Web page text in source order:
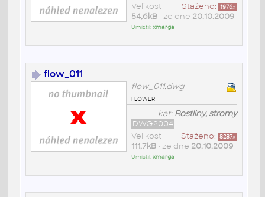
Staženo: 1976x
Velikost
54,6kB• ze dne 20.10.2009
Umístil:xmarga
flow_011
flow_011.dwg
flower
kat:Rostliny, stromy
DWG2004
Staženo: 8287x
Velikost
111,7kB• ze dne 20.10.2009
Umístil:xmarga